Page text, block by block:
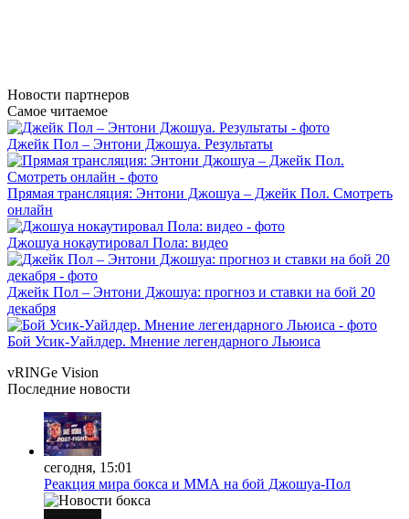
Новости партнеров
Самое читаемое
Джейк Пол – Энтони Джошуа. Результаты
Прямая трансляция: Энтони Джошуа – Джейк Пол. Смотреть
онлайн
Джошуа нокаутировал Пола: видео
Джейк Пол – Энтони Джошуа: прогноз и ставки на бой 20
декабря
Бой Усик-Уайлдер. Мнение легендарного Льюиса
vRINGe Vision
Последние новости
сегодня, 15:01
Реакция мира бокса и ММА на бой Джошуа-Пол